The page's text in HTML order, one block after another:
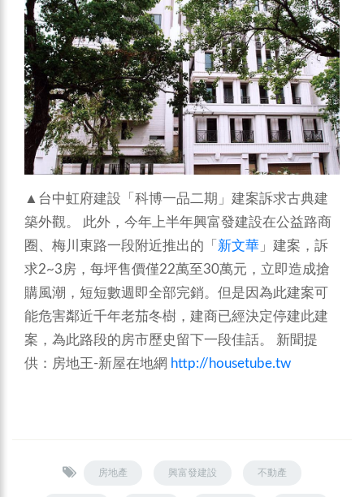
▲台中虹府建設「科博一品二期」建案訴求古典建
築外觀。 此外，今年上半年興富發建設在公益路商
圈、梅川東路一段附近推出的「 新文華 」建案，訴
求2~3房，每坪售價僅22萬至30萬元，立即造成搶
購風潮，短短數週即全部完銷。但是因為此建案可
能危害鄰近千年老茄冬樹，建商已經決定停建此建
案，為此路段的房市歷史留下一段佳話。 新聞提
供：房地王-新屋在地網 http://housetube.tw
房地產 興富發建設 不動產